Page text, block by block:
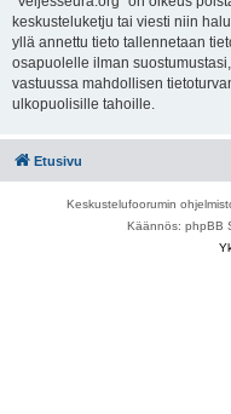
keskusteluketju tai viesti niin
yllä annettu tieto tallennetaan
osapuolelle ilman
vastuussa mahdollisen
ulkopuolisille tahoille.
Etusivu
Keskustelufoorumin
Käännös: phpBB